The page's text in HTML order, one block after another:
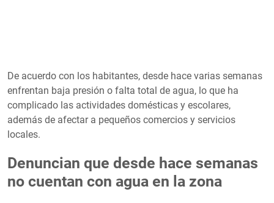
De acuerdo con los habitantes, desde hace varias semanas
enfrentan baja presión o falta total de agua, lo que ha
complicado las actividades domésticas y escolares,
además de afectar a pequeños comercios y servicios
locales.
Denuncian que desde hace semanas
no cuentan con agua en la zona